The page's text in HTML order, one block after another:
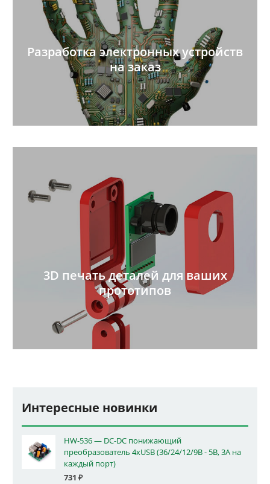
Разработка электронных устройств
на заказ
3D печать деталей для ваших
прототипов
Интересные новинки
HW-536 — DC-DC понижающий
преобразователь 4xUSB (36/24/12/9В - 5В, 3А на
каждый порт)
731 ₽